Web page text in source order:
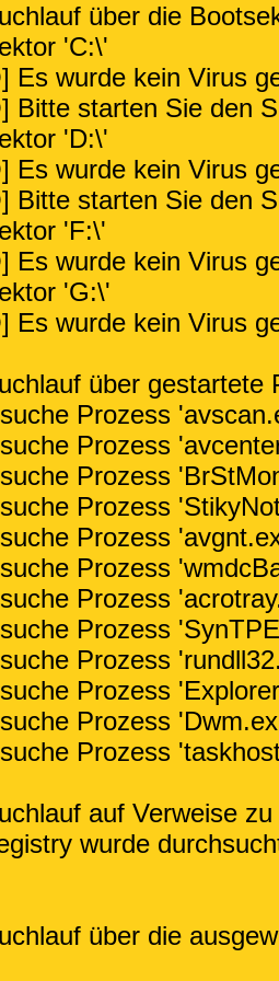
über die
'C:\'
Es wurde kein Virus
Bitte starten Sie den
'D:\'
Es wurde kein Virus
Bitte starten Sie den
'F:\'
Es wurde kein Virus
'G:\'
Es wurde kein Virus
über gestartete
Prozess
Prozess
Prozess
Prozess
Prozess
Prozess
Prozess
Prozess
Prozess
Prozess
Prozess
Prozess
auf Verweise
wurde
über die